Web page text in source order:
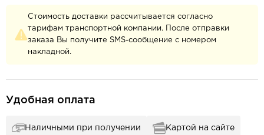
Стоимость доставки рассчитывается согласно
тарифам транспортной компании. После отправки
заказа Вы получите SMS-сообщение с номером
накладной.
Удобная оплата
Наличными при получении Картой на сайте